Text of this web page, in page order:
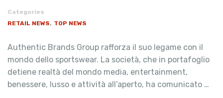
Categories
RETAIL NEWS, TOP NEWS
Authentic Brands Group rafforza il suo legame con il
mondo dello sportswear. La società, che in portafoglio
detiene realtà del mondo media, entertainment,
benessere, lusso e attività all’aperto, ha comunicato …